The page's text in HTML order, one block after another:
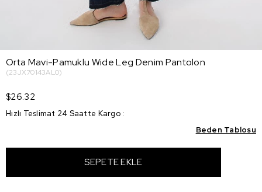
Orta Mavi-Pamuklu Wide Leg Denim Pantolon
(23JX70143AL0)
$26.32
Hızlı Teslimat 24 Saatte Kargo :
Beden Tablosu